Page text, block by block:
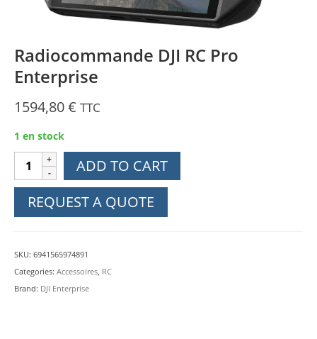
Radiocommande DJI RC Pro
Enterprise
1594,80€ TTC
1 en stock
Radiocommande
DJI
Pro
ADD TO CART
REQUEST A QUOTE
SKU: 6941565974891
Categories: Accessoires, RC
Brand: DJI Enterprise